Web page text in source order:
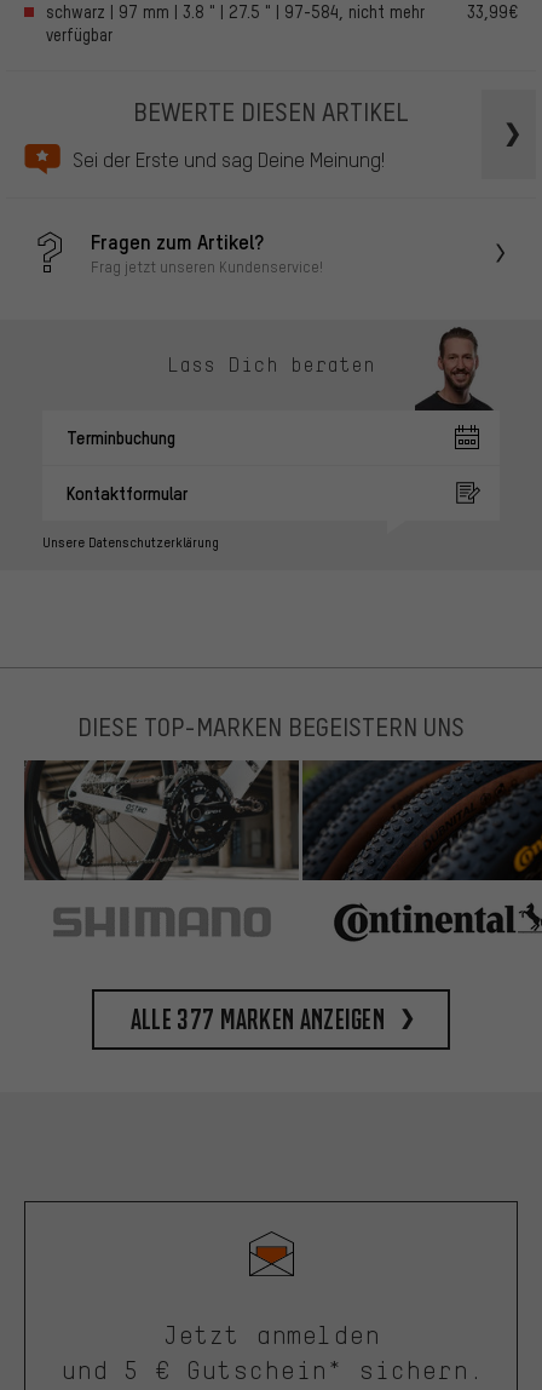
schwarz | 97 mm | 3.8 " | 27.5 " | 97-584, nicht mehr
verfügbar
33,99€
BEWERTE DIESEN ARTIKEL
Sei der Erste und sag Deine Meinung!
Fragen zum Artikel?
Frag jetzt unseren Kundenservice!
Lass Dich beraten
Terminbuchung
Kontaktformular
Unsere Datenschutzerklärung
DIESE TOP-MARKEN BEGEISTERN UNS
Alle 377 Marken anzeigen
Jetzt anmelden
und 5 € Gutschein* sichern.